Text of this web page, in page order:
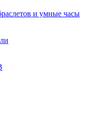
и умные часы